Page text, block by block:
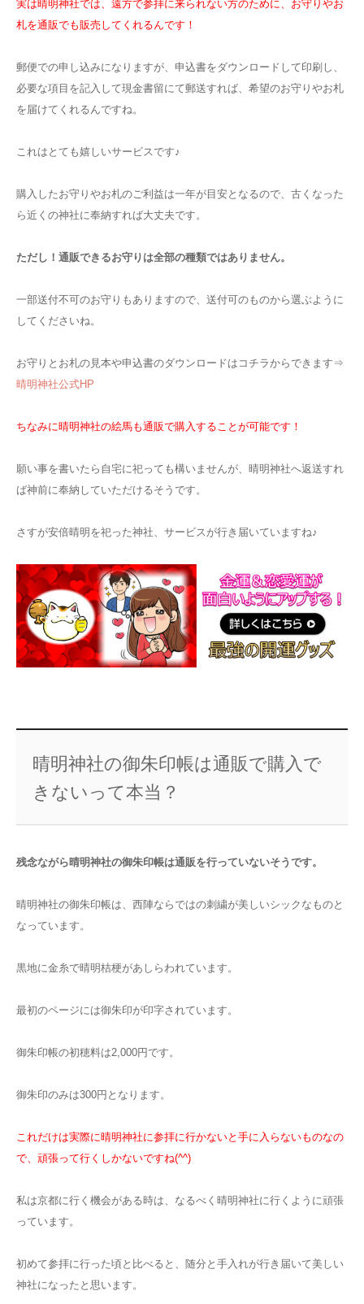
実は晴明神社では、遠方で参拝に来られない方のために、お守りやお
札を通販でも販売してくれるんです！
郵便での申し込みになりますが、申込書をダウンロードして印刷し、
必要な項目を記入して現金書留にて郵送すれば、希望のお守りやお札
を届けてくれるんですね。
これはとても嬉しいサービスです♪
購入したお守りやお札のご利益は一年が目安となるので、古くなった
ら近くの神社に奉納すれば大丈夫です。
ただし！通販できるお守りは全部の種類ではありません。
一部送付不可のお守りもありますので、送付可のものから選ぶように
してくださいね。
お守りとお札の見本や申込書のダウンロードはコチラからできます⇒
晴明神社公式HP
ちなみに晴明神社の絵馬も通販で購入することが可能です！
願い事を書いたら自宅に祀っても構いませんが、晴明神社へ返送すれ
ば神前に奉納していただけるそうです。
さすが安倍晴明を祀った神社、サービスが行き届いていますね♪
晴明神社の御朱印帳は通販で購入で
きないって本当？
残念ながら晴明神社の御朱印帳は通販を行っていないそうです。
晴明神社の御朱印帳は、西陣ならではの刺繍が美しいシックなものと
なっています。
黒地に金糸で晴明桔梗があしらわれています。
最初のページには御朱印が印字されています。
御朱印帳の初穂料は2,000円です。
御朱印のみは300円となります。
これだけは実際に晴明神社に参拝に行かないと手に入らないものなの
で、頑張って行くしかないですね(^^)
私は京都に行く機会がある時は、なるべく晴明神社に行くように頑張
っています。
初めて参拝に行った頃と比べると、随分と手入れが行き届いて美しい
神社になったと思います。